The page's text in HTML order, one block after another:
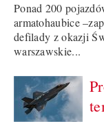
Ponad 200
armatohaubice
defilady z okazji
warszawskie...